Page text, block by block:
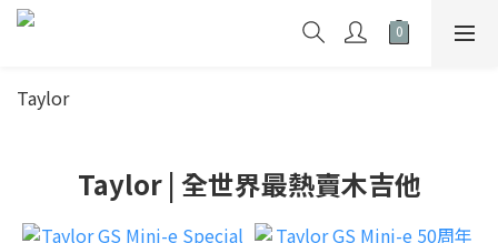
Taylor
Taylor | 全世界最熱賣木吉他